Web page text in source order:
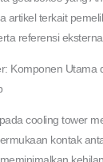
artikel terkait
referensi
Komponen Utama
cooling tower
kontak